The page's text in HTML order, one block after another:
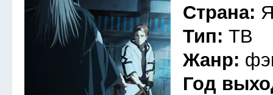
Страна:
Тип: ТВ
Жанр:
Год